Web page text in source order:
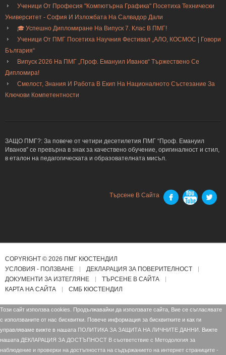
Ученици От Професия "Компютърна Графика" Посетиха Технически
Университет - София И Изложбата На Салвадор Дали
🎓 Успешно Дипломиране На Випуск 7. Клас В ПМГ!
Ученици От ПМГ Посетиха Научния Фестивал „АЛО, КОСМОС | Говори
България“
Випуск 2026 На ПМГ „Проф. Емануил Иванов“ Тържествено Се
Дипломира!
Смелост, Знания И Работа В Екип На Националното Състезание За
Ключови Компетентности
ЗАЩО ПМГ?: За повече от четири десетилетия ПМГ “Проф. Емануил
Иванов” се превърна в знак за качествено обучение, оригиналност и стил,
в еталон на педагогическата и образователната мисъл.
Търсене В Сайта
COPYRIGHT © 2026 ПМГ КЮСТЕНДИЛ
УСЛОВИЯ - ПОЛЗВАНЕ
ДЕКЛАРАЦИЯ ЗА ПОВЕРИТЕЛНОСТ
ДОКУМЕНТИ ЗА ИЗТЕГЛЯНЕ
ТЪРСЕНЕ В САЙТА
КАРТА НА САЙТА
СМБ КЮСТЕНДИЛ
Този сайт използва cookies. Продължавайки да използвате сайта, Вие се съгласявате
с използваните от нас бисквитки. Повече информация за бисквитките и как ги
управляваме вижте в нашата ПОЛИТИКА ЗА ЗАЩИТА НА ЛИЧНИТЕ ДАННИ.
Вижте
нашата ДЕКЛАРАЦИЯ ЗА ДОСТЪПНОСТ В съответствие с Mетодология за
наблюдение и проверки на достъпността на съдържанието на интернет страниците -